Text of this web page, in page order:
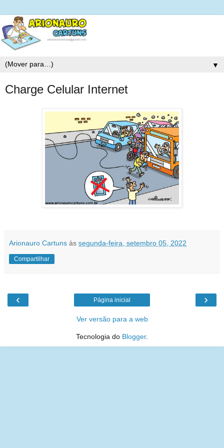
▼
Charge Celular Internet
Arionauro Cartuns às segunda-feira, setembro 05, 2022
Compartilhar
‹ ›
Página inicial
Ver versão para a web
Tecnologia do Blogger.